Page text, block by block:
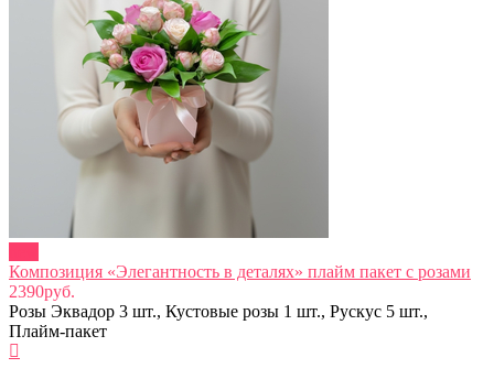
Композиция «Элегантность в деталях» плайм пакет с розами
2390руб.
Розы Эквадор 3 шт., Кустовые розы 1 шт., Рускус 5 шт.,
Плайм-пакет